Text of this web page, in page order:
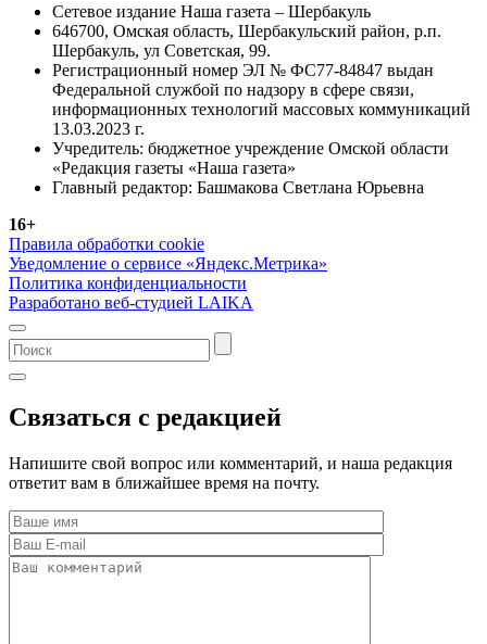
Сетевое издание Наша газета – Шербакуль
646700, Омская область, Шербакульский район, р.п.
Шербакуль, ул Советская, 99.
Регистрационный номер ЭЛ № ФС77-84847 выдан
Федеральной службой по надзору в сфере связи,
информационных технологий массовых коммуникаций
13.03.2023 г.
Учредитель: бюджетное учреждение Омской области
«Редакция газеты «Наша газета»
Главный редактор: Башмакова Светлана Юрьевна
16+
Правила обработки cookie
Уведомление о сервисе «Яндекс.Метрика»
Политика конфиденциальности
Разработано веб-студией LAIKA
Связаться с редакцией
Напишите свой вопрос или комментарий, и наша редакция
ответит вам в ближайшее время на почту.